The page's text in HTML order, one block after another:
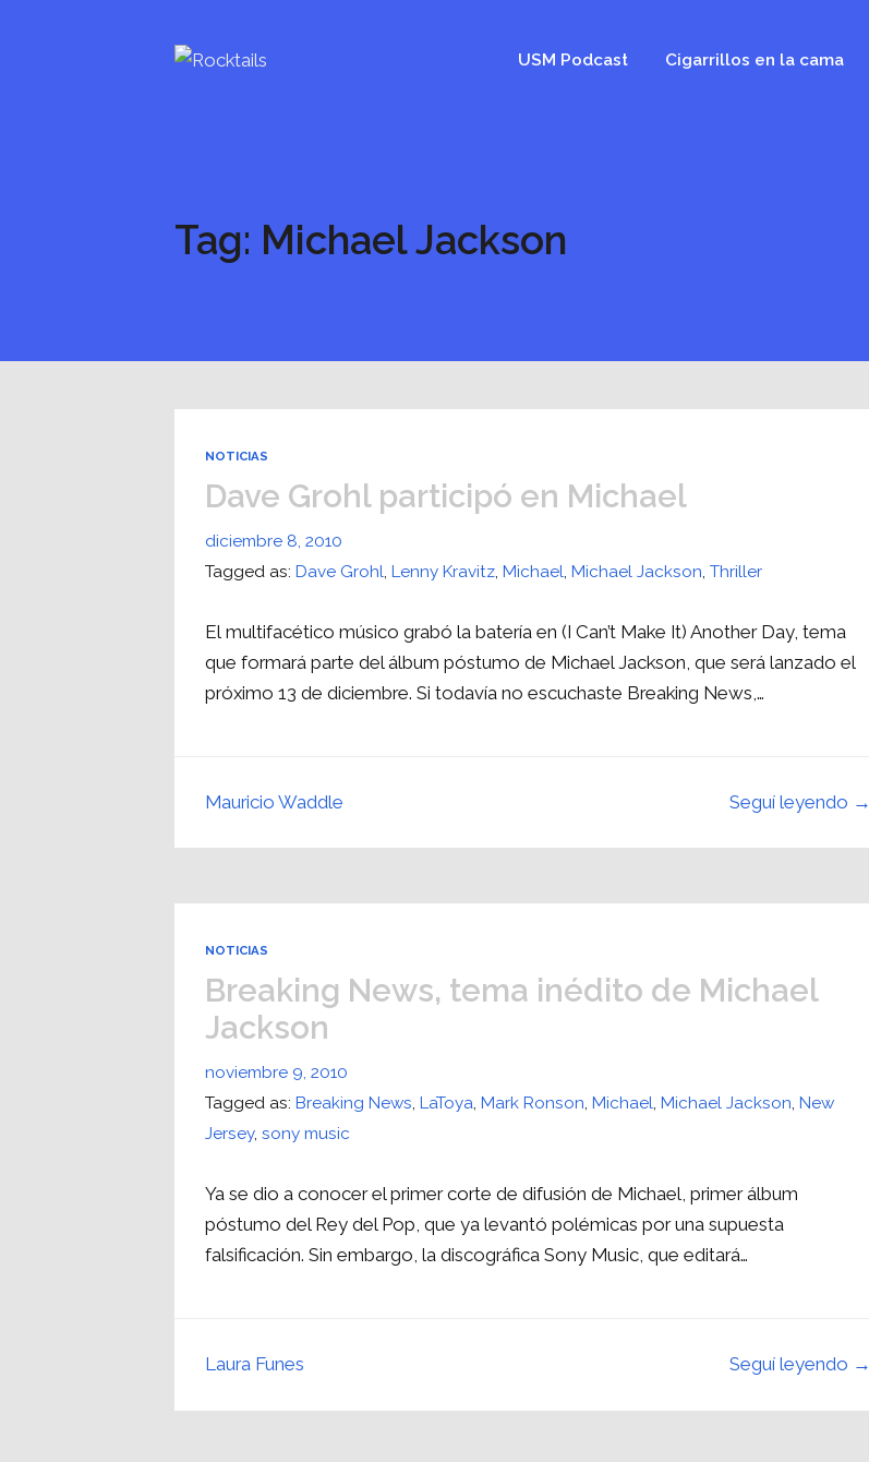
USM Podcast Cigarrillos en la cama
Tag: Michael Jackson
NOTICIAS
Dave Grohl participó en Michael
diciembre 8, 2010
Tagged as:Dave Grohl,Lenny Kravitz,Michael,Michael Jackson,Thriller
El multifacético músico grabó la batería en (I Can’t Make It) Another Day, tema
que formará parte del álbum póstumo de Michael Jackson, que será lanzado el
próximo 13 de diciembre. Si todavía no escuchaste Breaking News,…
Seguí leyendo →
Mauricio Waddle
NOTICIAS
Breaking News, tema inédito de Michael
Jackson
noviembre 9, 2010
Tagged as:Breaking News,LaToya,Mark Ronson,Michael,Michael Jackson,New
Jersey,sony music
Ya se dio a conocer el primer corte de difusión de Michael, primer álbum
póstumo del Rey del Pop, que ya levantó polémicas por una supuesta
falsificación. Sin embargo, la discográfica Sony Music, que editará…
Seguí leyendo →
Laura Funes